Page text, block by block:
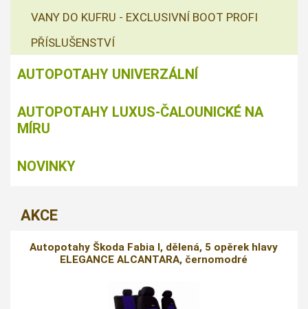
VANY DO KUFRU - EXCLUSIVNÍ BOOT PROFI
PŘÍSLUŠENSTVÍ
AUTOPOTAHY UNIVERZÁLNÍ
AUTOPOTAHY LUXUS-ČALOUNICKÉ NA
MÍRU
NOVINKY
AKCE
Autopotahy Škoda Fabia I, dělená, 5 opěrek hlavy
ELEGANCE ALCANTARA, černomodré